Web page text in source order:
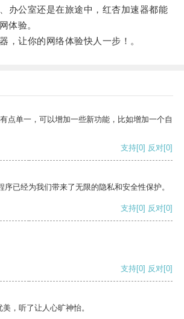
公室还是在旅途中，红杏加速器都能
体验。
让你的网络体验快人一步！。
点单一，可以增加一些新功能，比如增加一个自
支持[0] 反对[0]
已经为我们带来了无限的隐私和安全性保护。
支持[0] 反对[0]
支持[0] 反对[0]
，听了让人心旷神怡。